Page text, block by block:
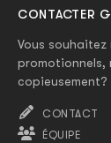
CONTACTER
Vous
promotionnels,
CONTACT
ÉQUIPE